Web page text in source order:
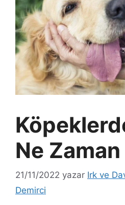
Ne
21/11/2022 yazar Irk ve
Demirci